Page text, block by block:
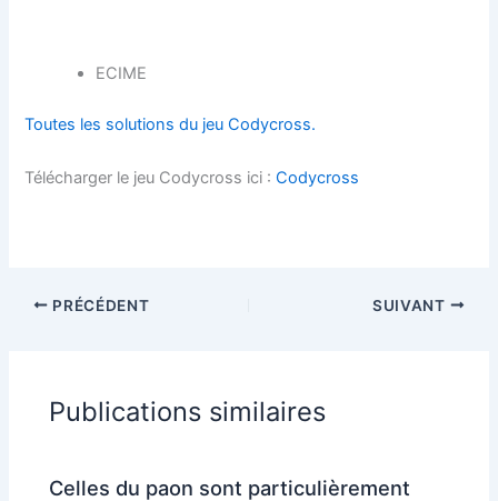
ECIME
Toutes les solutions du jeu Codycross.
Télécharger le jeu Codycross ici :Codycross
PRÉCÉDENT SUIVANT
Publications similaires
Celles du paon sont particulièrement